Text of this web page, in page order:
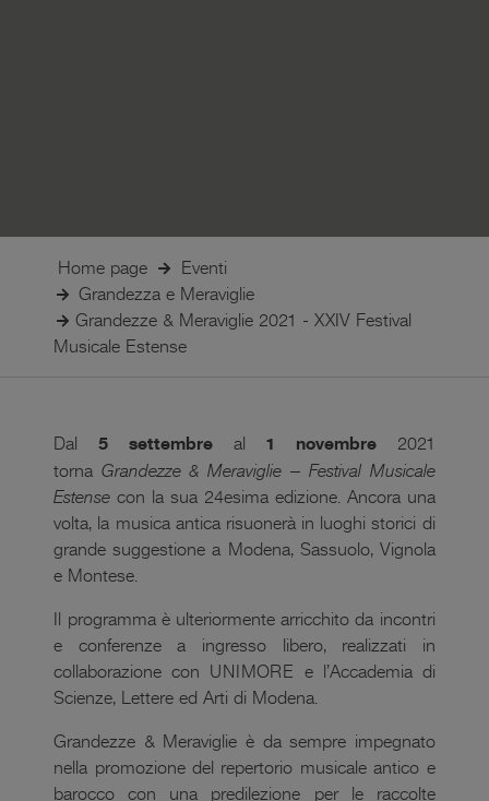
Home page
Eventi
Grandezza e Meraviglie
Grandezze & Meraviglie 2021 - XXIV Festival
Musicale Estense
Dal5 settembreal 1 novembre2021
torna Grandezze & Meraviglie –Festival Musicale
Estense con la sua 24esima edizione. Ancora una
volta, la musica antica risuonerà in luoghi storici di
grande suggestione a Modena, Sassuolo, Vignola
e Montese.
Il programma è ulteriormente arricchito da incontri
e conferenze a ingresso libero, realizzati in
collaborazione con UNIMORE e l’Accademia di
Scienze, Lettere ed Arti di Modena.
Grandezze & Meraviglie è da sempre impegnato
nella promozione del repertorio musicale antico e
barocco con una predilezione per le raccolte